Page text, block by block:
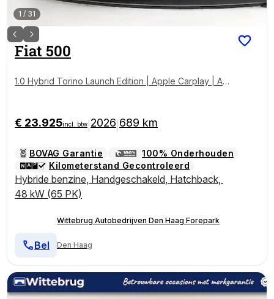
1 / 31
Fiat 500
1.0 Hybrid Torino Launch Edition | Apple Carplay | An
€ 23.925incl. btw 2026 689 km
BOVAG Garantie
100% Onderhouden
Kilometerstand Gecontroleerd
Hybride benzine, Handgeschakeld, Hatchback,
48 kW (65 PK)
Wittebrug Autobedrijven Den Haag Forepark
Den Haag
Bel